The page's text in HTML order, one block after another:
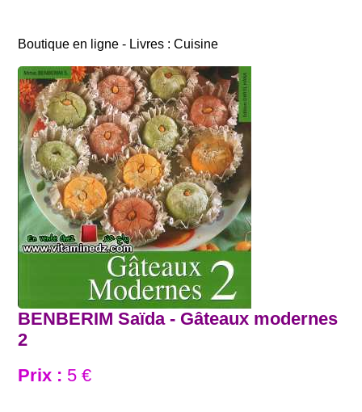
Boutique en ligne - Livres : Cuisine
BENBERIM Saïda - Gâteaux modernes
2
Prix : 5 €